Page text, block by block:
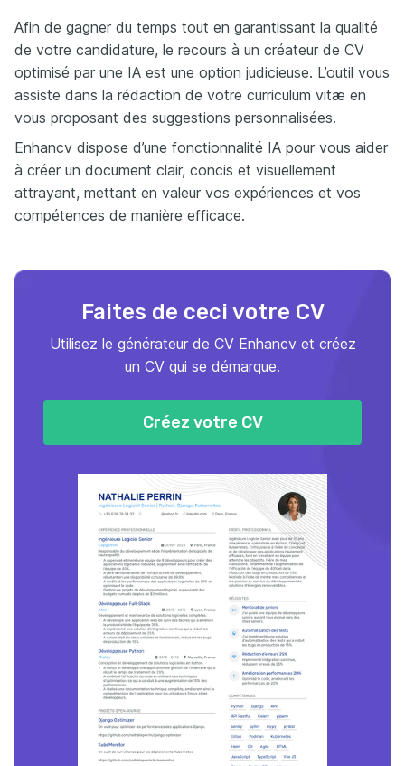
Afin de gagner du temps tout en garantissant la qualité
de votre candidature, le recours à un créateur de CV
optimisé par une IA est une option judicieuse. L’outil vous
assiste dans la rédaction de votre curriculum vitæ en
vous proposant des suggestions personnalisées.
Enhancv dispose d’une fonctionnalité IA pour vous aider
à créer un document clair, concis et visuellement
attrayant, mettant en valeur vos expériences et vos
compétences de manière efficace.
Faites de ceci votre CV
Utilisez le générateur de CV Enhancv et créez
un CV qui se démarque.
Créez votre CV